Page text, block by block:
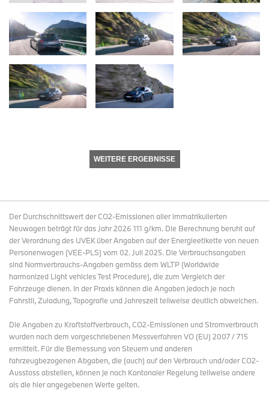
WEITERE ERGEBNISSE
Der Durchschnittswert der CO2-Emissionen aller immatrikulierten
Neuwagen beträgt für das Jahr 2026 111 g/km. Die Berechnung beruht auf
der Verordnung des UVEK über Angaben auf der Energieetikette von neuen
Personenwagen (VEE-PLS) vom 02. Juli 2025. Die Verbrauchsangaben
sind Normverbrauchs-Angaben gemäss dem WLTP (Worldwide
harmonized Light vehicles Test Procedure), die zum Vergleich der
Fahrzeuge dienen. In der Praxis können die Angaben jedoch je nach
Fahrstil, Zuladung, Topografie und Jahreszeit teilweise deutlich abweichen.
Die Angaben zu Kraftstoffverbrauch, CO2-Emissionen und Stromverbrauch
wurden nach dem vorgeschriebenen Messverfahren VO (EU) 2007 / 715
ermittelt. Für die Bemessung von Steuern und anderen
fahrzeugbezogenen Abgaben, die (auch) auf den Verbrauch und/oder CO2-
Ausstoss abstellen, können je nach Kantonaler Regelung teilweise andere
als die hier angegebenen Werte gelten.